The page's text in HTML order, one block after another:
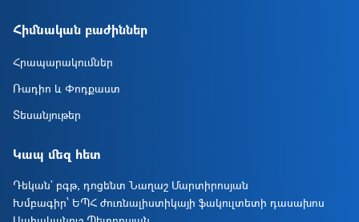
Հիմնական բաժիններ
Հրապարակումներ
Ռադիո և Փոդքաստ
Տեսանյութեր
Կապ մեզ հետ
Դեկան` բգթ, դոցենտ Նաղաշ Մարտիրոսյան
Խմբագիր՝ ԵՊՀ ժուռնալիստիկայի ֆակուլտետի դասախոս